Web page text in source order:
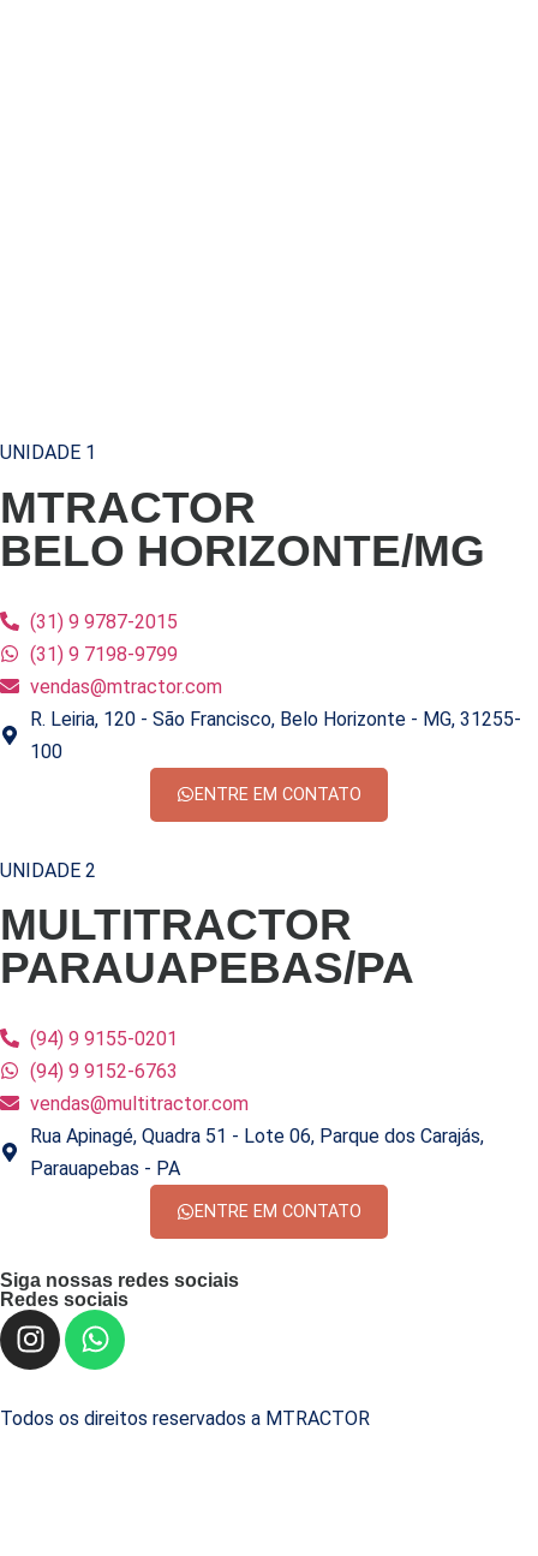
UNIDADE 1
MTRACTOR
BELO HORIZONTE/MG
(31) 9 9787-2015
(31) 9 7198-9799
vendas@mtractor.com
R. Leiria, 120 - São Francisco, Belo Horizonte - MG, 31255-
100
ENTRE EM CONTATO
UNIDADE 2
MULTITRACTOR
PARAUAPEBAS/PA
(94) 9 9155-0201
(94) 9 9152-6763
vendas@multitractor.com
Rua Apinagé, Quadra 51 - Lote 06, Parque dos Carajás,
Parauapebas - PA
ENTRE EM CONTATO
Siga nossas redes sociais
Redes sociais
Todos os direitos reservados a MTRACTOR